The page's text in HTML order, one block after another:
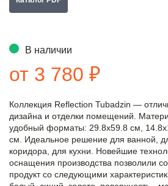
В наличии
от 3 780 ₽
Коллекция Reflection Tubadzin —
дизайна и отделки помещений.
удобный форматы: 29.8x59.8 см,
см. Идеальное решение для ванной,
коридора, для кухни. Новейшие
оснащения производства позволили
продукт со следующими